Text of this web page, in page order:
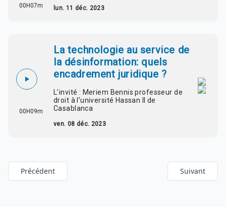
00H07m lun. 11 déc. 2023
00H09m
La technologie au service de
la désinformation: quels
encadrement juridique ?
L’invité : Meriem Bennis professeur de
droit à l’université Hassan II de
Casablanca
ven. 08 déc. 2023
Précédent Suivant